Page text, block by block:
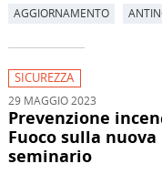
AGGIORNAMENTO
SICUREZZA
29 MAGGIO 2023
Prevenzione
Fuoco sulla
seminario